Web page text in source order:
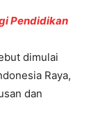
Pendidikan
dimulai
Raya,
dan